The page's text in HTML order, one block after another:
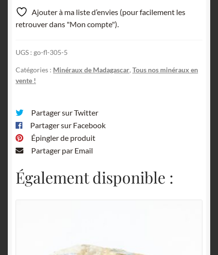
Sahatany,
Madagascar.
Ajouter à ma liste d’envies (pour facilement les
retrouver dans "Mon compte").
UGS : go-fl-305-5
Catégories : Minéraux de Madagascar,Tous nos minéraux en
vente !
Partager sur Twitter
Partager sur Facebook
Épingler de produit
Partager par Email
Également disponible :